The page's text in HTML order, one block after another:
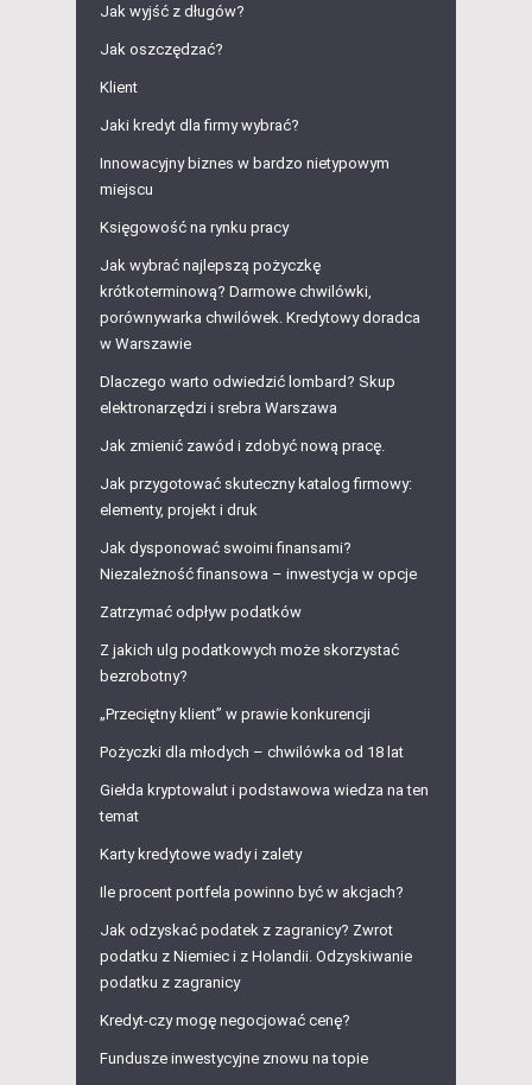
Jak wyjść z długów?
Jak oszczędzać?
Klient
Jaki kredyt dla firmy wybrać?
Innowacyjny biznes w bardzo nietypowym
miejscu
Księgowość na rynku pracy
Jak wybrać najlepszą pożyczkę
krótkoterminową? Darmowe chwilówki,
porównywarka chwilówek. Kredytowy doradca
w Warszawie
Dlaczego warto odwiedzić lombard? Skup
elektronarzędzi i srebra Warszawa
Jak zmienić zawód i zdobyć nową pracę.
Jak przygotować skuteczny katalog firmowy:
elementy, projekt i druk
Jak dysponować swoimi finansami?
Niezależność finansowa – inwestycja w opcje
Zatrzymać odpływ podatków
Z jakich ulg podatkowych może skorzystać
bezrobotny?
„Przeciętny klient” w prawie konkurencji
Pożyczki dla młodych – chwilówka od 18 lat
Giełda kryptowalut i podstawowa wiedza na ten
temat
Karty kredytowe wady i zalety
Ile procent portfela powinno być w akcjach?
Jak odzyskać podatek z zagranicy? Zwrot
podatku z Niemiec i z Holandii. Odzyskiwanie
podatku z zagranicy
Kredyt-czy mogę negocjować cenę?
Fundusze inwestycyjne znowu na topie